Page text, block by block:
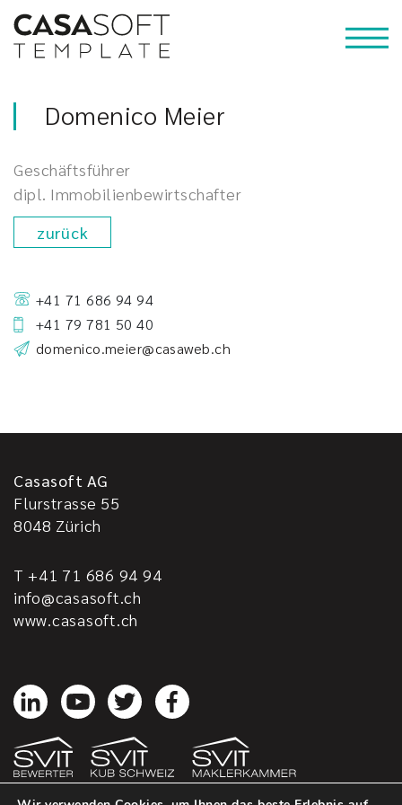
Domenico Meier
Geschäftsführer
dipl. Immobilienbewirtschafter
zurück
+41 71 686 94 94
+41 79 781 50 40
domenico.meier@casaweb.ch
Casasoft AG
Flurstrasse 55
8048 Zürich
T +41 71 686 94 94
info@casasoft.ch
www.casasoft.ch